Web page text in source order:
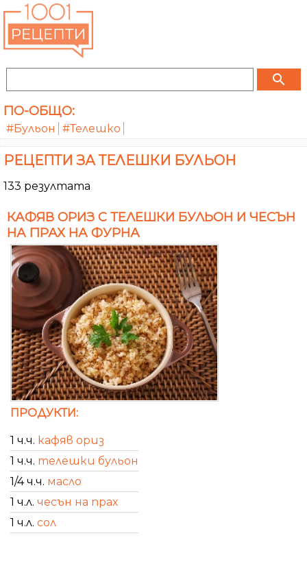
search
ПО-ОБЩО:
#Бульон #Телешко
РЕЦЕПТИ ЗА ТЕЛЕШКИ БУЛЬОН
133 резултата
КАФЯВ ОРИЗ С ТЕЛЕШКИ БУЛЬОН И ЧЕСЪН
НА ПРАХ НА ФУРНА
ПРОДУКТИ:
1 ч.ч. кафяв ориз
1 ч.ч. телешки бульон
1/4 ч.ч. масло
1 ч.л. чесън на прах
1 ч.л. сол